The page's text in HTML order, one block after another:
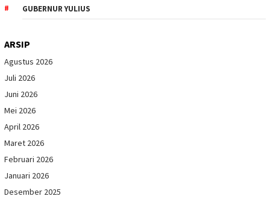
GUBERNUR YULIUS
ARSIP
Agustus 2026
Juli 2026
Juni 2026
Mei 2026
April 2026
Maret 2026
Februari 2026
Januari 2026
Desember 2025